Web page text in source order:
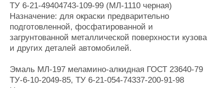
ТУ 6-21-49404743-109-99 (МЛ-1110 черная)
Назначение: для окраски предварительно
подготовленной, фосфатированной и
загрунтованной металлической поверхности кузова
и других деталей автомобилей.
Эмаль МЛ-197 меламино-алкидная ГОСТ 23640-79
ТУ-6-10-2049-85, ТУ 6-21-054-74337-200-91-98